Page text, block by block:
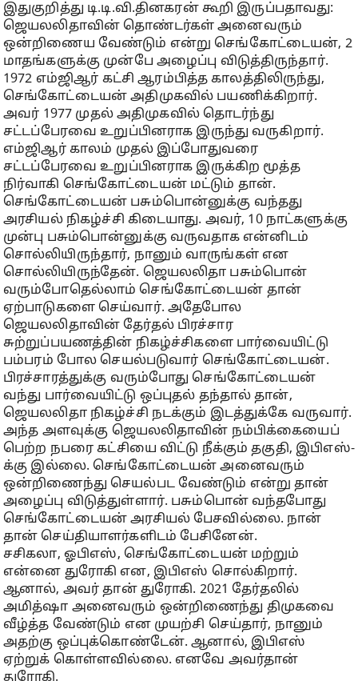
இதுகுறித்து டி.டி.வி.தினகரன் கூறி இருப்பதாவது:
ஜெயலலிதாவின் தொண்டர்கள் அனைவரும்
ஒன்றிணைய வேண்டும் என்று செங்கோட்டையன், 2
மாதங்களுக்கு முன்பே அழைப்பு விடுத்திருந்தார்.
1972 எம்ஜிஆர் கட்சி ஆரம்பித்த காலத்திலிருந்து,
செங்கோட்டையன் அதிமுகவில் பயணிக்கிறார்.
அவர் 1977 முதல் அதிமுகவில் தொடர்ந்து
சட்டப்பேரவை உறுப்பினராக இருந்து வருகிறார்.
எம்ஜிஆர் காலம் முதல் இப்போதுவரை
சட்டப்பேரவை உறுப்பினராக இருக்கிற மூத்த
நிர்வாகி செங்கோட்டையன் மட்டும் தான்.
செங்கோட்டையன் பசும்பொன்னுக்கு வந்தது
அரசியல் நிகழ்ச்சி கிடையாது. அவர், 10 நாட்களுக்கு
முன்பு பசும்பொன்னுக்கு வருவதாக என்னிடம்
சொல்லியிருந்தார், நானும் வாருங்கள் என
சொல்லியிருந்தேன். ஜெயலலிதா பசும்பொன்
வரும்போதெல்லாம் செங்கோட்டையன் தான்
ஏற்பாடுகளை செய்வார். அதேபோல
ஜெயலலிதாவின் தேர்தல் பிரச்சார
சுற்றுப்பயணத்தின் நிகழ்ச்சிகளை பார்வையிட்டு
பம்பரம் போல செயல்படுவார் செங்கோட்டையன்.
பிரச்சாரத்துக்கு வரும்போது செங்கோட்டையன்
வந்து பார்வையிட்டு ஒப்புதல் தந்தால் தான்,
ஜெயலலிதா நிகழ்ச்சி நடக்கும் இடத்துக்கே வருவார்.
அந்த அளவுக்கு ஜெயலலிதாவின் நம்பிக்கையைப்
பெற்ற நபரை கட்சியை விட்டு நீக்கும் தகுதி, இபிஎஸ்-
க்கு இல்லை. செங்கோட்டையன் அனைவரும்
ஒன்றிணைந்து செயல்பட வேண்டும் என்று தான்
அழைப்பு விடுத்துள்ளார். பசும்பொன் வந்தபோது
செங்கோட்டையன் அரசியல் பேசவில்லை. நான்
தான் செய்தியாளர்களிடம் பேசினேன்.
சசிகலா, ஓபிஎஸ், செங்கோட்டையன் மற்றும்
என்னை துரோகி என, இபிஎஸ் சொல்கிறார்.
ஆனால், அவர் தான் துரோகி. 2021 தேர்தலில்
அமித்ஷா அனைவரும் ஒன்றிணைந்து திமுகவை
வீழ்த்த வேண்டும் என முயற்சி செய்தார், நானும்
அதற்கு ஒப்புக்கொண்டேன். ஆனால், இபிஎஸ்
ஏற்றுக் கொள்ளவில்லை. எனவே அவர்தான்